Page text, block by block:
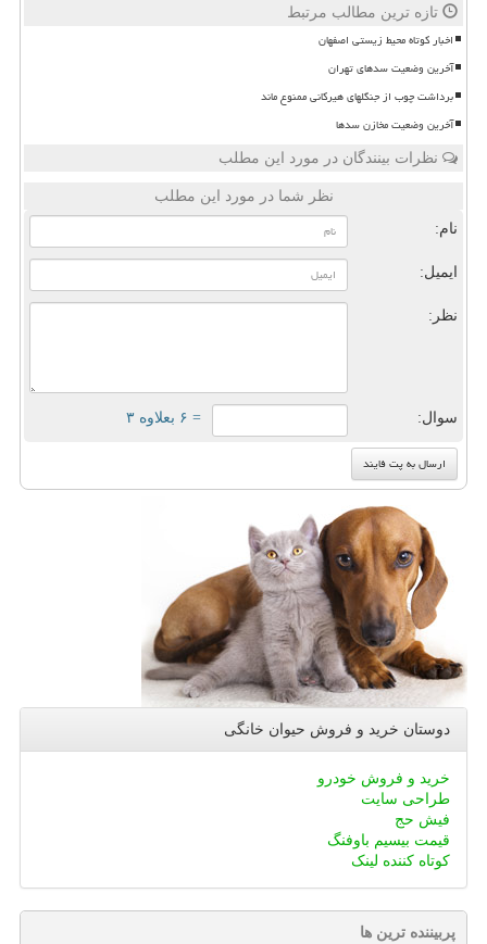
تازه ترین مطالب مرتبط
اخبار کوتاه محیط زیستی اصفهان
آخرین وضعیت سدهای تهران
برداشت چوب از جنگلهای هیرکانی ممنوع ماند
آخرین وضعیت مخازن سدها
نظرات بینندگان در مورد این مطلب
نظر شما در مورد این مطلب
نام:
ایمیل:
نظر:
سوال: = ۶ بعلاوه ۳
دوستان خرید و فروش حیوان خانگی
خرید و فروش خودرو
طراحی سایت
فیش حج
قیمت بیسیم باوفنگ
کوتاه کننده لینک
پربیننده ترین ها